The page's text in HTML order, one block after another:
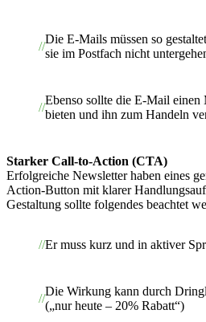
Die E-Mails müssen so
sie im Postfach nicht
Ebenso sollte die E-Mail
bieten und ihn zum Handeln
Starker Call-to-Action (CTA)
Erfolgreiche Newsletter haben eines
Action-Button mit klarer
Gestaltung sollte folgendes beachtet
Er muss kurz und in aktiver
Die Wirkung kann durch
(„nur heute – 20% Rabatt“)